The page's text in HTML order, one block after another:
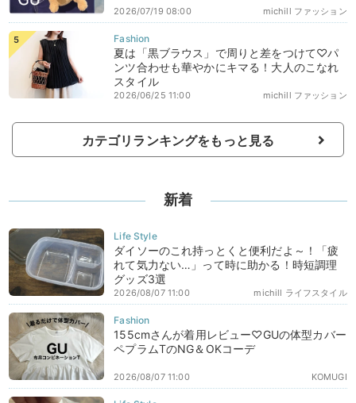
michill ファッション
2026/07/19 08:00
夏は「黒ブラウス」で周りと差をつけて♡パ
ンツ合わせも華やかにキマる！大人のこなれ
スタイル
michill ファッション
2026/06/25 11:00
カテゴリランキングをもっと見る
新着
ダイソーのこれ持っとくと便利だよ～！「疲
れて気力ない…」って時に助かる！時短調理
グッズ3選
michill ライフスタイル
2026/08/07 11:00
155cmさんが着用レビュー♡GUの体型カバー
ペプラムTのNG＆OKコーデ
KOMUGI
2026/08/07 11:00